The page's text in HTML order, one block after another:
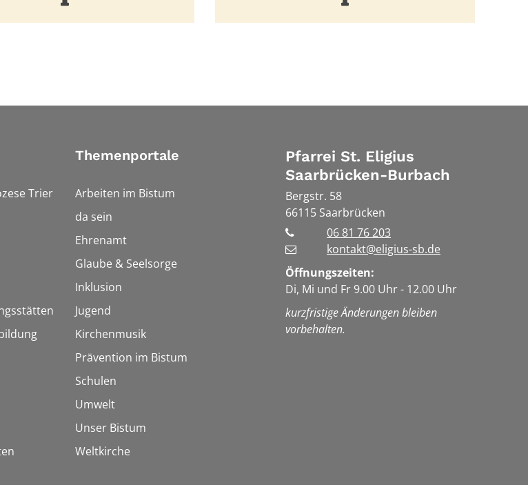
Trier
Themenportale
Arbeiten im Bistum
da sein
Ehrenamt
Glaube & Seelsorge
Inklusion
Jugend
Kirchenmusik
Prävention im Bistum
Schulen
Umwelt
Unser Bistum
Weltkirche
Pfarrei St. Eligius
Saarbrücken-Burbach
Bergstr. 58
66115 Saarbrücken
06 81 76 203
kontakt@eligius-sb.de
Öffnungszeiten:
Di, Mi und Fr 9.00 Uhr - 12.00 Uhr
kurzfristige Änderungen bleiben
vorbehalten.